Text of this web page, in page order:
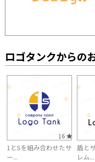
ロゴタンクからの
16
1とSを組み合わせたサ
ー...
盾と
レム...